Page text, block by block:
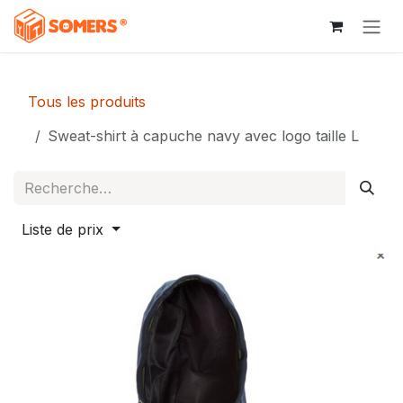
Se rendre au contenu
Tous les produits
Sweat-shirt à capuche navy avec logo taille L
Liste de prix